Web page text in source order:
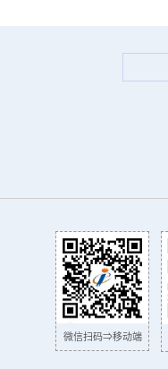
微信扫码⇒移动端